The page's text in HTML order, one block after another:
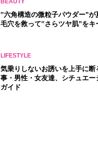
BEAUTY
‟六角構造の微粒子パウダー”が
毛穴を救って‟さらツヤ肌”をキ
LIFESTYLE
気乗りしないお誘いを上手に断
事・男性・女友達、シチュエー
ガイド